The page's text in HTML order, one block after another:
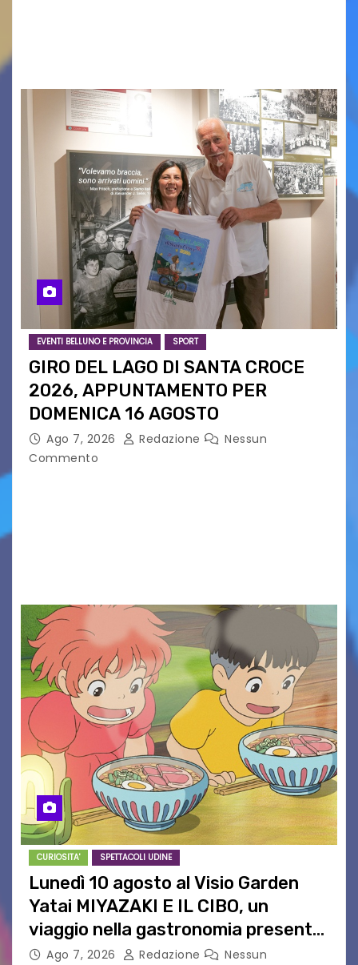
EVENTI BELLUNO E PROVINCIA SPORT
GIRO DEL LAGO DI SANTA CROCE
2026, APPUNTAMENTO PER
DOMENICA 16 AGOSTO
Ago 7, 2026 Redazione
Nessun
Commento
CURIOSITA' SPETTACOLI UDINE
Lunedì 10 agosto al Visio Garden
Yatai MIYAZAKI E IL CIBO, un
viaggio nella gastronomia presente
nei film di Hayao Miyazaki!
Ago 7, 2026 Redazione
Nessun